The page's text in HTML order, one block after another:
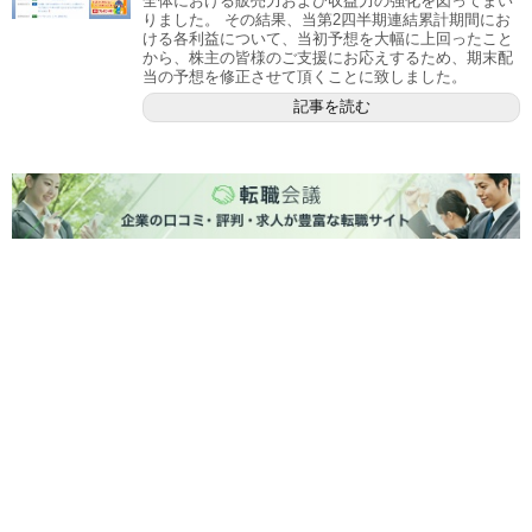
りました。 その結果、当第2四半期連結累計期間にお
ける各利益について、当初予想を大幅に上回ったこと
から、株主の皆様のご支援にお応えするため、期末配
当の予想を修正させて頂くことに致しました。
記事を読む